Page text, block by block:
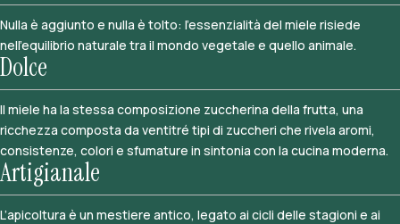
Nulla è aggiunto e nulla è tolto: l’essenzialità del miele risiede
nell’equilibrio naturale tra il mondo vegetale e quello animale.
Dolce
Il miele ha la stessa composizione zuccherina della frutta, una
ricchezza composta da ventitré tipi di zuccheri che rivela aromi,
consistenze, colori e sfumature in sintonia con la cucina moderna.
Artigianale
L’apicoltura è un mestiere antico, legato ai cicli delle stagioni e ai